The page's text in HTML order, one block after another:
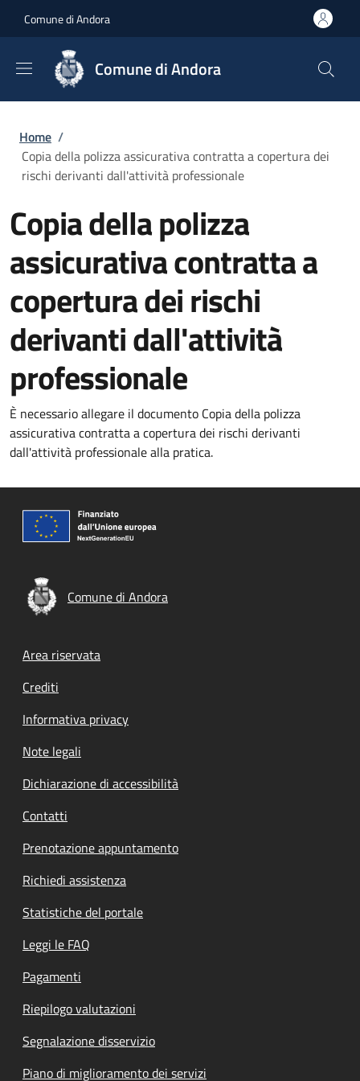
Comune di Andora
Comune di Andora
Briciole di pane
Home /
Copia della polizza assicurativa contratta a copertura dei
rischi derivanti dall'attività professionale
Copia della polizza
assicurativa contratta a
copertura dei rischi
derivanti dall'attività
professionale
È necessario allegare il documento Copia della polizza
assicurativa contratta a copertura dei rischi derivanti
dall'attività professionale alla pratica.
Comune di Andora
Footer menu
Area riservata
Crediti
Informativa privacy
Note legali
Dichiarazione di accessibilità
Contatti
Prenotazione appuntamento
Richiedi assistenza
Statistiche del portale
Leggi le FAQ
Pagamenti
Riepilogo valutazioni
Segnalazione disservizio
Piano di miglioramento dei servizi